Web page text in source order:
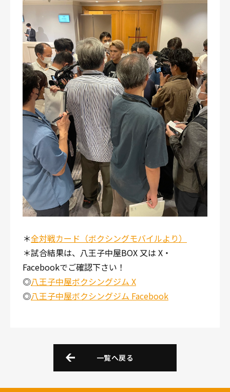
＊全対戦カード（ボクシングモバイルより）
＊試合結果は、八王子中屋BOX 又は X・
Facebookでご確認下さい！
◎八王子中屋ボクシングジム X
◎八王子中屋ボクシングジム Facebook
一覧へ戻る